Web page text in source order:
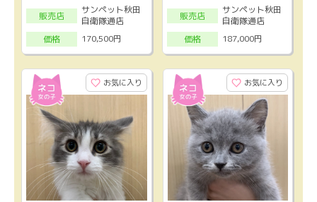
販売店
サンペット秋田
自衛隊通店
価格
170,500円
販売店
サンペット秋田
自衛隊通店
価格
187,000円
お気に入り お気に入り